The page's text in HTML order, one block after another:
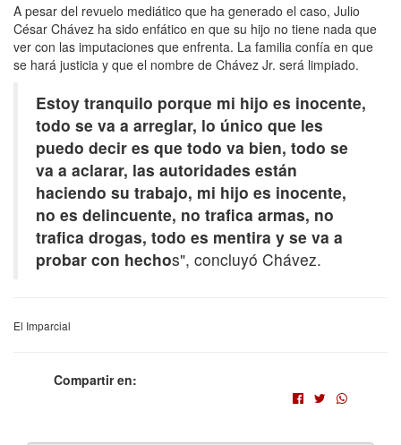
A pesar del revuelo mediático que ha generado el caso, Julio
César Chávez ha sido enfático en que su hijo no tiene nada que
ver con las imputaciones que enfrenta. La familia confía en que
se hará justicia y que el nombre de Chávez Jr. será limpiado.
Estoy tranquilo porque mi hijo es inocente,
todo se va a arreglar, lo único que les
puedo decir es que todo va bien, todo se
va a aclarar, las autoridades están
haciendo su trabajo, mi hijo es inocente,
no es delincuente, no trafica armas, no
trafica drogas, todo es mentira y se va a
probar con hechos", concluyó Chávez.
El Imparcial
Compartir en: